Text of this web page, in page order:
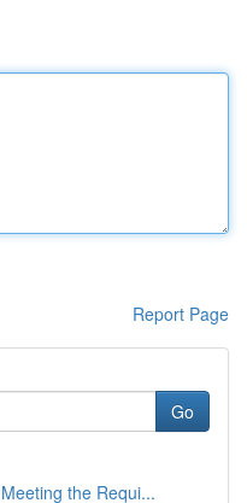
Report Page
Go
the Requi...